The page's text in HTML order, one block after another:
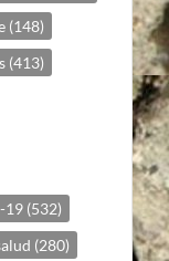
(148)
(413)
19 (532)
(280)